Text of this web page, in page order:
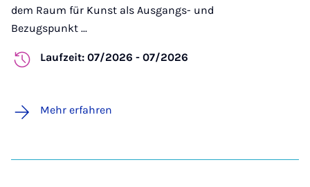
dem Raum für Kunst als Ausgangs- und
Bezugspunkt ...
Laufzeit: 07/2026 - 07/2026
Mehr erfahren